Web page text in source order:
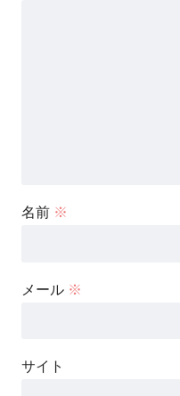
名前 ※
メール ※
サイト